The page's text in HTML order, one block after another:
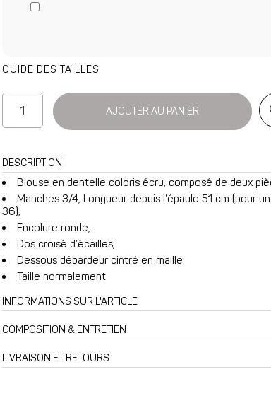
GUIDE DES TAILLES
en
dentelle
écrue
AJOUTER AU PANIER
DESCRIPTION
Blouse en dentelle coloris écru, composé de deux
Manches 3/4, Longueur depuis l’épaule 51 cm (pour
36),
Encolure ronde,
Dos croisé d’écailles,
Dessous débardeur cintré en maille
Taille normalement
INFORMATIONS SUR L'ARTICLE
COMPOSITION & ENTRETIEN
LIVRAISON ET RETOURS